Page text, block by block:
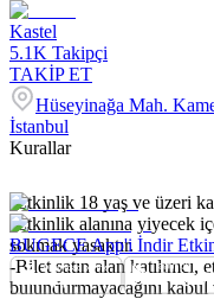
Kastel
5.1K Takipçi
TAKİP ET
Hüseyinağa Mah.
İstanbul
Kurallar
-Etkinlik 18 yaş ve üzeri
-Etkinlik alanına yiyecek
sokmak yasaktır.
-Bilet satın alan katılımcı,
bulundurmayacağını kabul
BUGECE App'i İndir